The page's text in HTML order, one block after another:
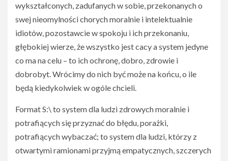
wykształconych, zadufanych w sobie, przekonanych o
swej nieomylności chorych moralnie i intelektualnie
idiotów, pozostawcie w spokoju i ich przekonaniu,
głębokiej wierze, że wszystko jest cacy a system jedyne
co ma na celu – to ich ochronę, dobro, zdrowie i
dobrobyt. Wrócimy do nich być może na końcu, o ile
będą kiedykolwiek w ogóle chcieli.
Format S:\ to system dla ludzi zdrowych moralnie i
potrafiących się przyznać do błędu, porażki,
potrafiących wybaczać; to system dla ludzi, którzy z
otwartymi ramionami przyjmą empatycznych, szczerych